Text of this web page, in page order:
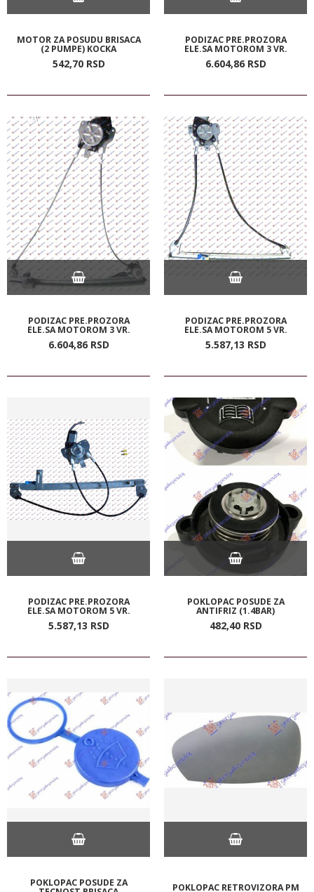
MOTOR ZA POSUDU BRISACA
(2 PUMPE) KOCKA
542,70 RSD
PODIZAC PRE.PROZORA
ELE.SA MOTOROM 3 VR.
6.604,86 RSD
PODIZAC PRE.PROZORA
ELE.SA MOTOROM 3 VR.
6.604,86 RSD
PODIZAC PRE.PROZORA
ELE.SA MOTOROM 5 VR.
5.587,13 RSD
PODIZAC PRE.PROZORA
ELE.SA MOTOROM 5 VR.
5.587,13 RSD
POKLOPAC POSUDE ZA
ANTIFRIZ (1.4BAR)
482,40 RSD
POKLOPAC POSUDE ZA POKLOPAC RETROVIZORA PM